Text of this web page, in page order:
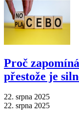
Proč
přestože je
22. srpna 2025
22. srpna 2025